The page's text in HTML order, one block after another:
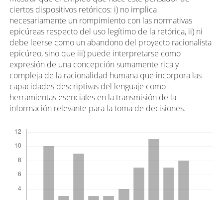
o
p
r
i
n
c
i
p
d
ciertos dispositivos retóricos: i) no implica
necesariamente un rompimiento con las normativas
epicúreas respecto del uso legítimo de la retórica, ii) ni
debe leerse como un abandono del proyecto racionalista
epicúreo, sino que iii) puede interpretarse como
expresión de una concepción sumamente rica y
compleja de la racionalidad humana que incorpora las
capacidades descriptivas del lenguaje como
herramientas esenciales en la transmisión de la
información relevante para la toma de decisiones.